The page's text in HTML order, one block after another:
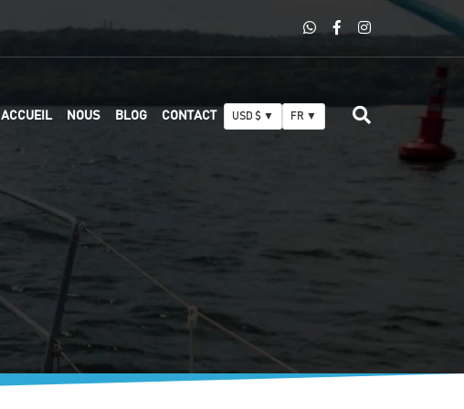
ACCUEIL NOUS BLOG CONTACT USD $ ▼ FR ▼